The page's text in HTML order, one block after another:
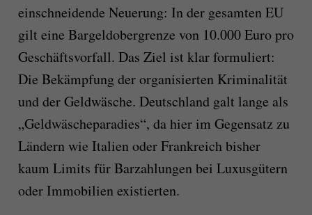
einschneidende Neuerung: In der gesamten EU
gilt eine Bargeldobergrenze von 10.000 Euro pro
Geschäftsvorfall. Das Ziel ist klar formuliert:
Die Bekämpfung der organisierten Kriminalität
und der Geldwäsche. Deutschland galt lange als
„Geldwäscheparadies“, da hier im Gegensatz zu
Ländern wie Italien oder Frankreich bisher
kaum Limits für Barzahlungen bei Luxusgütern
oder Immobilien existierten.